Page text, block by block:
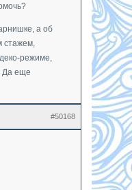
а об
стажем,
режиме,
Да еще
#50168